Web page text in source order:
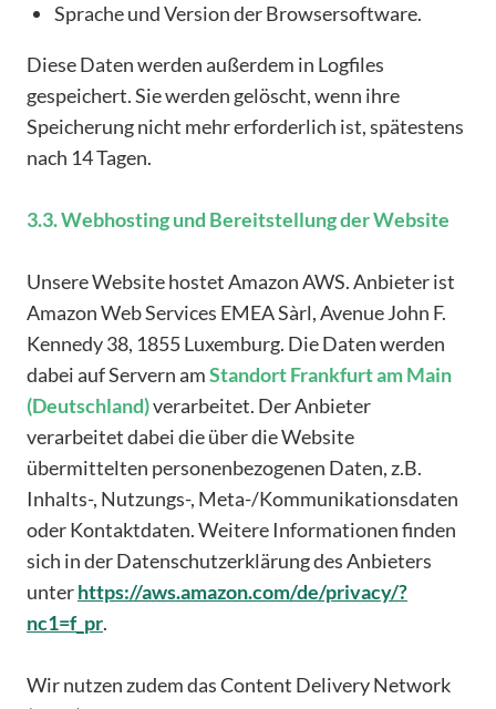
Sprache und Version der Browsersoftware.
Diese Daten werden außerdem in Logfiles
gespeichert. Sie werden gelöscht, wenn ihre
Speicherung nicht mehr erforderlich ist, spätestens
nach 14 Tagen.
3.3. Webhosting und Bereitstellung der Website
Unsere Website hostet Amazon AWS. Anbieter ist
Amazon Web Services EMEA Sàrl, Avenue John F.
Kennedy 38, 1855 Luxemburg. Die Daten werden
dabei auf Servern amStandort Frankfurt am Main
(Deutschland)verarbeitet. Der Anbieter
verarbeitet dabei die über die Website
übermittelten personenbezogenen Daten, z.B.
Inhalts-, Nutzungs-, Meta-/Kommunikationsdaten
oder Kontaktdaten. Weitere Informationen finden
sich in der Datenschutzerklärung des Anbieters
unterhttps://aws.amazon.com/de/privacy/?
nc1=f_pr.
Wir nutzen zudem das Content Delivery Network